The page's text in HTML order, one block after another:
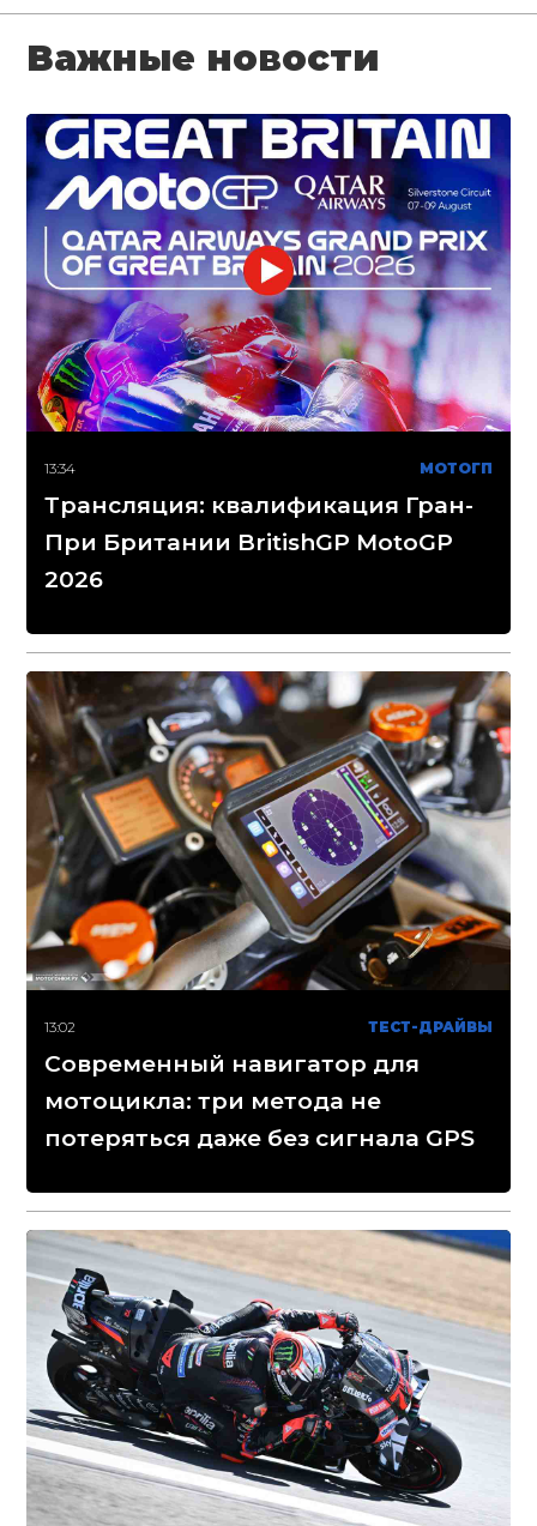
Важные новости
13:34 МОТОГП
Трансляция: квалификация Гран-
При Британии BritishGP MotoGP
2026
13:02 ТЕСТ-ДРАЙВЫ
Современный навигатор для
мотоцикла: три метода не
потеряться даже без сигнала GPS